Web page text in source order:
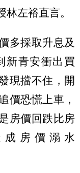
左裕直言。
多採取升息及
新青安衝出買
現擋不住，開
價恐慌上車，
房價回跌比房
房價溺水